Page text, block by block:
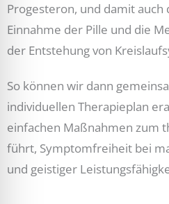
Progesteron, und damit auch
Einnahme der Pille und die
der Entstehung von
So können wir dann
individuellen Therapieplan
einfachen Maßnahmen zum
führt, Symptomfreiheit bei
und geistiger